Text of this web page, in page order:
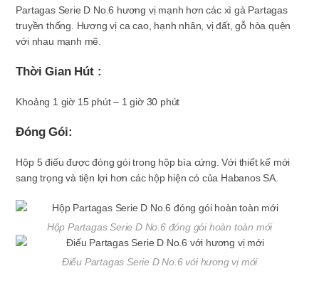
Partagas Serie D No.6 hương vị mạnh hơn các xì gà Partagas
truyền thống. Hương vị ca cao, hạnh nhân, vị đất, gỗ hòa quện
với nhau mạnh mẽ.
Thời Gian Hút :
Khoảng 1 giờ 15 phút – 1 giờ 30 phút
Đóng Gói:
Hộp 5 điếu được đóng gói trong hộp bìa cứng. Với thiết kế mới
sang trọng và tiện lợi hơn các hộp hiện có của Habanos SA.
Hộp Partagas Serie D No.6 đóng gói hoàn toàn mới
Điếu Partagas Serie D No.6 với hương vị mới